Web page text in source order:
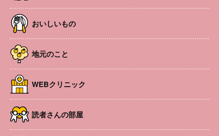
おいしいもの
地元のこと
WEBクリニック
読者さんの部屋
#児童館